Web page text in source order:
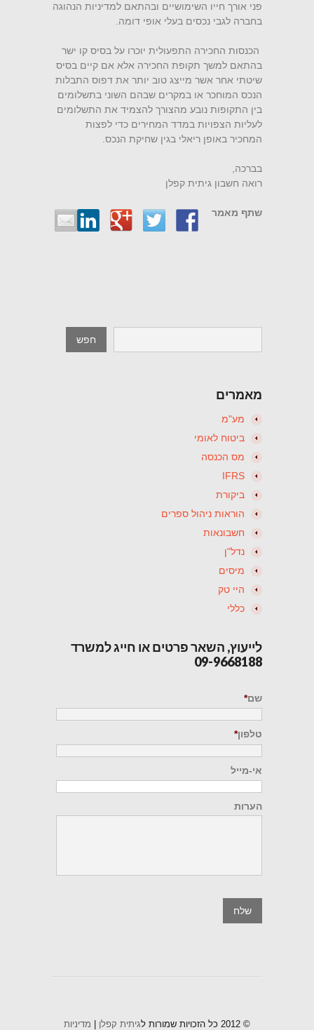
פני אורך חייו השימושיים ובהתאם למדיניות הנהוגה
בחברה לגבי נכסים בעלי אופי דומה.
הכנסות החכירה התפעולית יוכרו על בסיס קו ישר
בהתאם למשך תקופת החכירה אלא אם קיים בסיס
שיטתי אחר אשר מייצג טוב יותר את דפוס התבלות
הנכס המוחכר או במקרים שבהם השוני בתשלומים
בין התקופות נובע מהצורך להצמיד את התשלומים
לעליות הצפויות במדד המחירים כדי לפצות
המחכיר באופן ריאלי בגין שחיקת הנכס.
בברכה,
רואה חשבון גיתית קפלן
שתף מאמר
מאמרים
מע"מ
ביטוח לאומי
מס הכנסה
IFRS
ביקורת
הוראות ניהול ספרים
חשבונאות
נדל"ן
מיסים
היי טק
כללי
לייעוץ, השאר פרטים או חייג למשרד
09-9668188
שם*
טלפון*
אי-מייל
הערות
© 2012 כל הזכויות שמורות ל גיתית קפלן מדיניות